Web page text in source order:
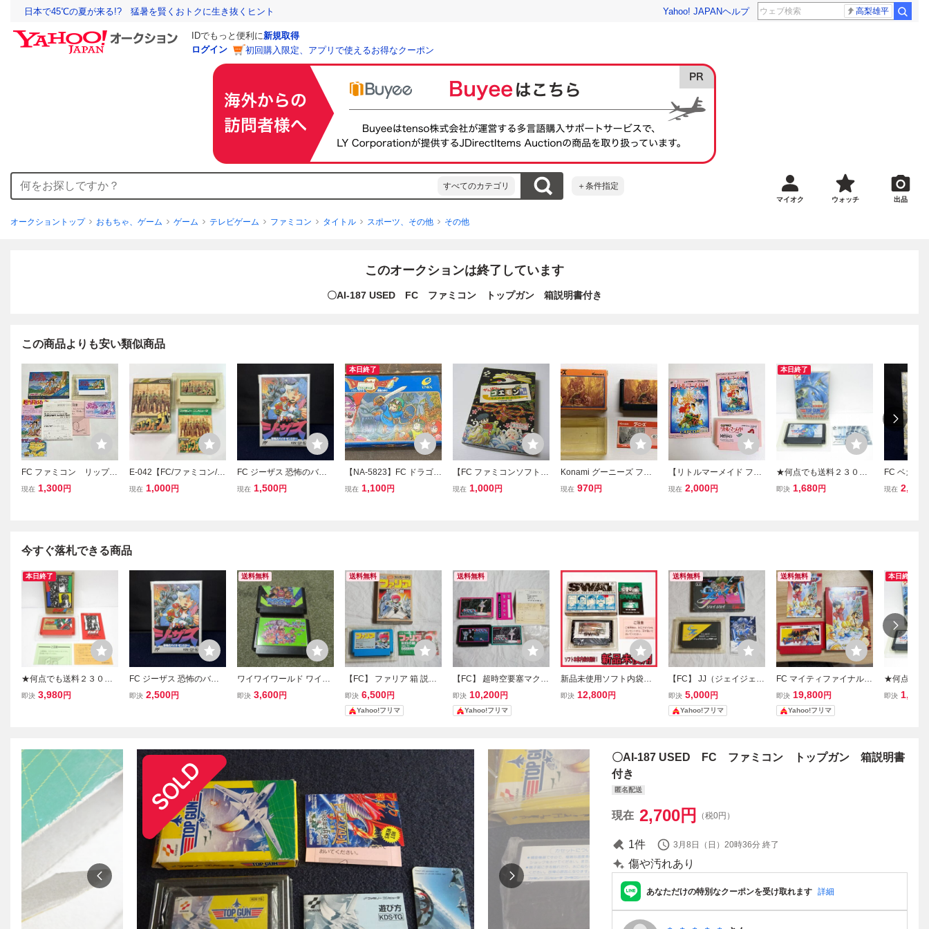
日本で45℃の夏が来る!? 猛暑を賢くおトクに生き抜くヒント Yahoo! JAPANヘルプ 高梨雄平
IDでもっと便利に新規取得
ログイン
初回購入限定、アプリで使えるお得なクーポン
すべてのカテゴリ ＋条件指定
マイオク ウォッチ 出品
オークショントップ おもちゃ、ゲーム ゲーム テレビゲーム ファミコン タイトル スポーツ、その他 その他
このオークションは終了しています
〇AI-187 USED FC ファミコン トップガン 箱説明書付き
この商品よりも安い類似商品
FC ファミコン リップル
アイランド 箱 ソフト 説
現在 1,300円
E-042【FC/ファミコン/動
作確認済】「ファミコン
現在 1,000円
FC ジーザス 恐怖のバイ
オ・モンスター 箱付き 説
現在 1,500円
本日終了
【NA-5823】FC ドラゴン
クエスト ソフト 箱説明書
現在 1,100円
【FC ファミコンソフト】
がんばれゴエモン外伝 き
現在 1,000円
Konami グーニーズ ファ
ミコン FC ソフト ファミ
現在 970円
【リトルマーメイド ファ
ミコン】FC ソフト カプ
現在 2,000円
本日終了
★何点でも送料２３０円
★ トップガン2 デュアル
即決 1,680円
FC ベガス
カジノから
現在 2,500
今すぐ落札できる商品
本日終了
★何点でも送料２３０円
★ 北斗の拳4 七星覇拳伝
即決 3,980円
FC ジーザス 恐怖のバイ
オ・モンスター 箱付き 説
即決 2,500円
送料無料
ワイワイワールド ワイワ
イワールド2 ファミコン
即決 3,600円
送料無料
【FC】 ファリア 箱 説明
書付き ファミコンソフト
即決 6,500円
Yahoo!フリマ
送料無料
【FC】 超時空要塞マクロ
ス 箱 説明書 付属品付き
ファミコンソフト
即決 10,200円
Yahoo!フリマ
新品未使用ソフト内袋未
開封 FC ファミコン ソフ
即決 12,800円
送料無料
【FC】 JJ（ジェイジェ
イ） 箱 説明書付き ファ
ミコンソフト
即決 5,000円
Yahoo!フリマ
送料無料
FC マイティファイナルフ
ァイト CAPCOM ファミ
コンソフト 箱・説明書付
き
即決 19,800円
Yahoo!フリマ
本日終了
★何点でも
★ トップガ
即決 1,680
〇AI-187 USED FC ファミコン トップガン 箱説明書
付き
匿名配送
現在 2,700円 （税0円）
1件 3月8日（日）20時36分 終了
傷や汚れあり
あなただけの特別なクーポンを受け取れます 詳細